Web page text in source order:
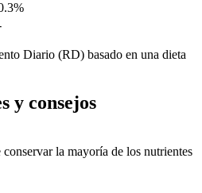
Diario (RD) basado en una dieta
y consejos
la mayoría de los nutrientes